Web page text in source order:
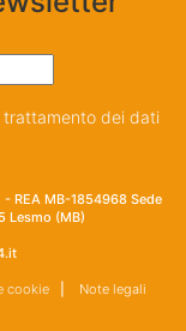
dei dati
REA MB-1854968 Sede
Lesmo (MB)
cookie| Note legali